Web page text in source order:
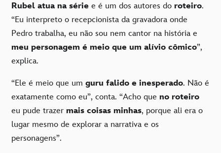
Rubel atua na série e é um dos autores do roteiro.
“Eu interpreto o recepcionista da gravadora onde
Pedro trabalha, eu não sou nem cantor na história e
meu personagem é meio que um alívio cômico”,
explica.
“Ele é meio que um guru falido e inesperado. Não é
exatamente como eu”, conta. “Acho que no roteiro
eu pude trazer mais coisas minhas, porque ali era o
lugar mesmo de explorar a narrativa e os
personagens”.